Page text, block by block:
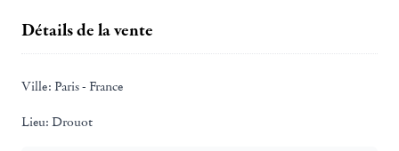
Détails de la vente
Ville: Paris - France
Lieu: Drouot